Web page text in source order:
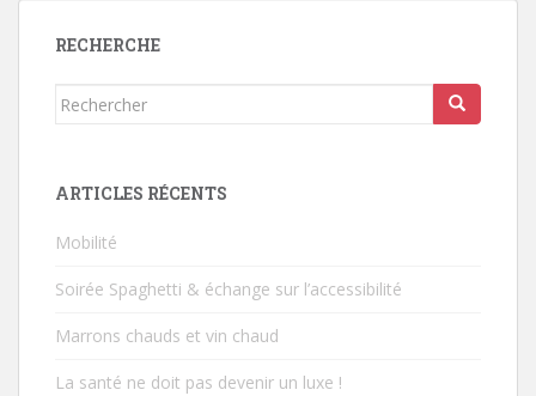
RECHERCHE
Rechercher...
ARTICLES RÉCENTS
Mobilité
Soirée Spaghetti & échange sur l’accessibilité
Marrons chauds et vin chaud
La santé ne doit pas devenir un luxe !